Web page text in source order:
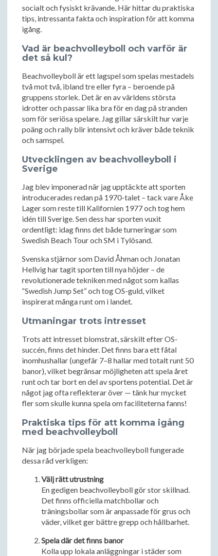
socialt och fysiskt krävande. Här hittar du praktiska
tips, intressanta fakta och inspiration för att komma
igång.
Vad är beachvolleyboll och varför är
det så kul?
Beachvolleyboll är ett lagspel som spelas mestadels
två mot två, ibland tre eller fyra – beroende på
gruppens storlek. Det är en av världens största
idrotter och passar lika bra för en dag på stranden
som för seriösa spelare. Jag gillar särskilt hur varje
poäng och rally blir intensivt och kräver både teknik
och samspel.
Utvecklingen av beachvolleyboll i
Sverige
Jag blev imponerad när jag upptäckte att sporten
introducerades redan på 1970-talet – tack vare Åke
Lager som reste till Kalifornien 1977 och tog hem
idén till Sverige. Sen dess har sporten vuxit
ordentligt: idag finns det både turneringar som
Swedish Beach Tour och SM i Tylösand.
Svenska stjärnor som David Åhman och Jonatan
Hellvig har tagit sporten till nya höjder – de
revolutionerade tekniken med något som kallas
“Swedish Jump Set” och tog OS-guld, vilket
inspirerat många runt om i landet.
Utmaningar trots intresset
Trots att intresset blomstrat, särskilt efter OS-
succén, finns det hinder. Det finns bara ett fåtal
inomhushallar (ungefär 7–8 hallar med totalt runt 50
banor), vilket begränsar möjligheten att spela året
runt och tar bort en del av sportens potential. Det är
något jag ofta reflekterar över — tänk hur mycket
fler som skulle kunna spela om faciliteterna fanns!
Praktiska tips för att komma igång
med beachvolleyboll
När jag började spela beachvolleyboll fungerade
dessa råd verkligen:
Välj rätt utrustning
En gedigen beachvolleyboll gör stor skillnad.
Det finns officiella matchbollar och
träningsbollar som är anpassade för grus och
väder, vilket ger bättre grepp och hållbarhet.
Spela där det finns banor
Kolla upp lokala anläggningar i städer som